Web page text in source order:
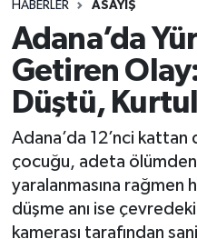
HABERLER ASAYIŞ
Adana’da
Getiren
Düştü,
Adana’da 12’nci kattan
çocuğu, adeta
yaralanmasına rağmen
düşme anı ise
kamerası tarafından
Gündem
Haber Reklam
Magazin
Özel
Resmi İlanlar
Son Dakika Haberleri
Haber Arşivi